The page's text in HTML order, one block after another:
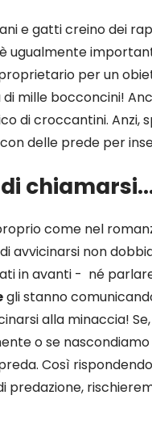
e gatti creino dei
è ugualmente
per un
mille bocconcini!
di croccantini. Anzi,
delle prede per
come nel
di avvicinarsi non
in avanti - né
gli stanno
alla minaccia!
o se
Così